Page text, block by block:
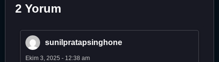
2 Yorum
sunilpratapsinghone
Ekim 3, 2025 - 12:38 am